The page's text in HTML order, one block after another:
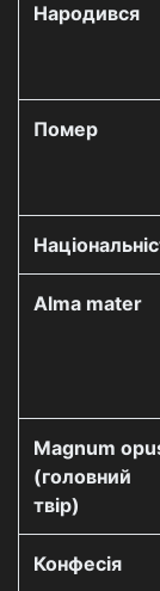
Народився
Помер
Alma mater
Magnum
(головний
твір)
Конфесія